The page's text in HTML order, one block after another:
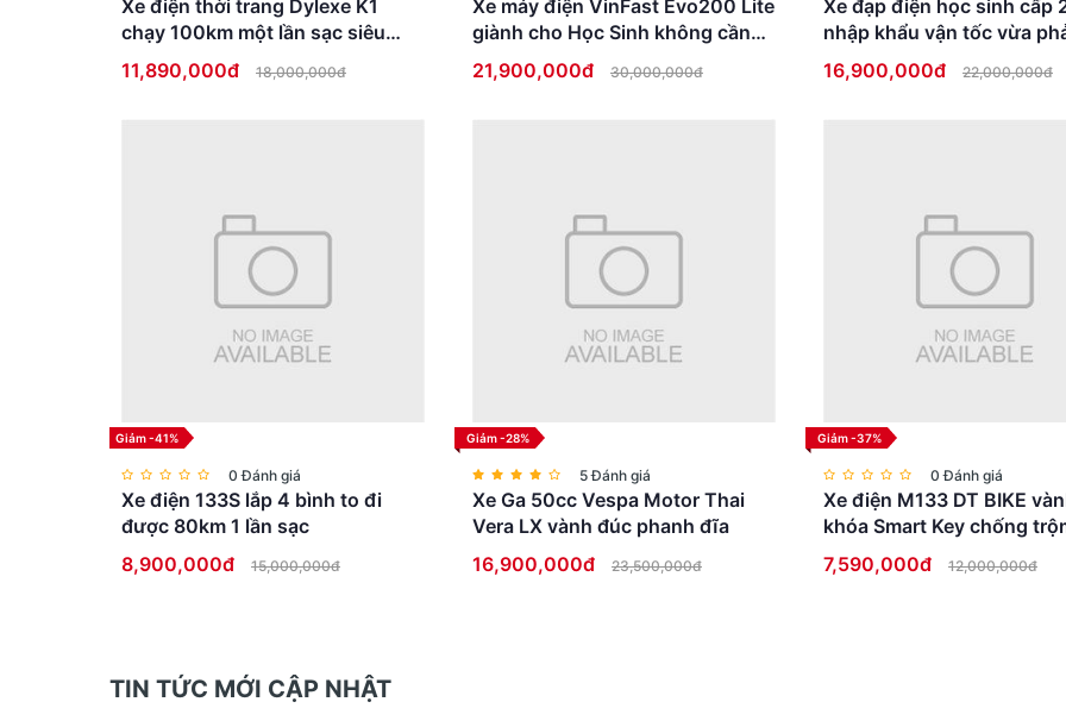
Xe điện thời trang Dylexe K1
chạy 100km một lần sạc siêu
HOT
11,890,000đ 18,000,000đ
Xe máy điện VinFast Evo200 Lite
giành cho Học Sinh không cần
bằng lái
21,900,000đ 30,000,000đ
Xe đạp điện học sinh cấp
nhập khẩu vận tốc vừa
thấp an toàn
16,900,000đ 22,000,000đ
Giảm -41%
0 Đánh giá
Xe điện 133S lắp 4 bình to đi
được 80km 1 lần sạc
8,900,000đ
15,000,000đ
Giảm -28%
5 Đánh giá
Xe Ga 50cc Vespa Motor Thai
Vera LX vành đúc phanh đĩa
16,900,000đ
23,500,000đ
Giảm -37%
0 Đánh giá
Xe điện M133 DT BIKE
khóa Smart Key chống
Full LED cao cấp
7,590,000đ 12,000,000đ
TIN TỨC MỚI CẬP NHẬT